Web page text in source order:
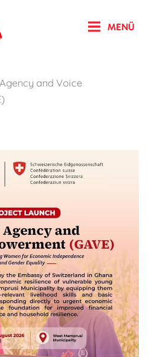
MENÜ
and Voice